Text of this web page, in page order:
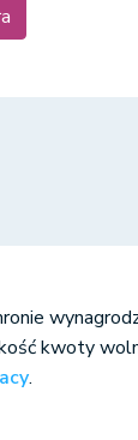
kwoty
.